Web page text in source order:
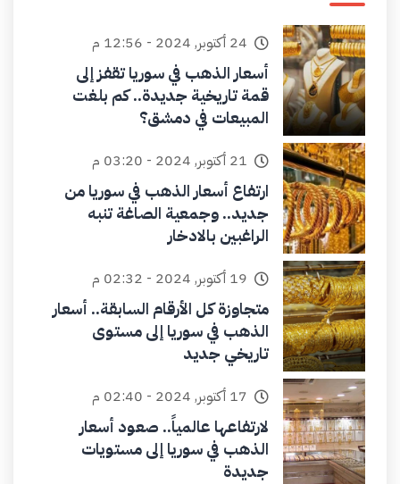
24 أكتوبر, 2024 - 12:56 م
أسعار الذهب في سوريا تقفز إلى
قمة تاريخية جديدة.. كم بلغت
المبيعات في دمشق؟
21 أكتوبر, 2024 - 03:20 م
ارتفاع أسعار الذهب في سوريا من
جديد.. وجمعية الصاغة تنبه
الراغبين بالادخار
19 أكتوبر, 2024 - 02:32 م
متجاوزة كل الأرقام السابقة.. أسعار
الذهب في سوريا إلى مستوى
تاريخي جديد
17 أكتوبر, 2024 - 02:40 م
لارتفاعها عالمياً.. صعود أسعار
الذهب في سوريا إلى مستويات
جديدة